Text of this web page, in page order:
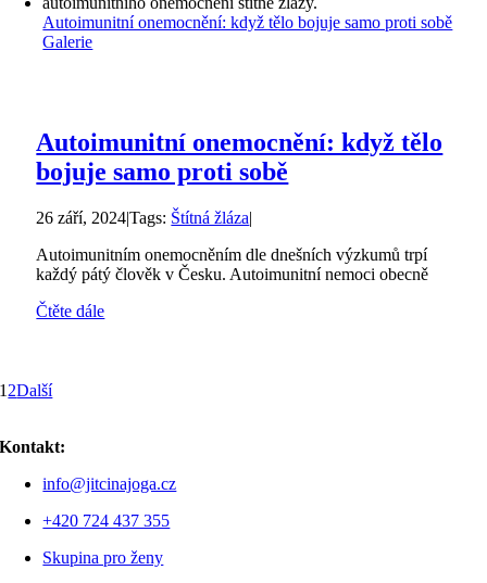
Autoimunitní onemocnění: když tělo bojuje samo proti sobě
Galerie
Autoimunitní onemocnění: když tělo
bojuje samo proti sobě
26 září, 2024|Tags: Štítná žláza|
Autoimunitním onemocněním dle dnešních výzkumů trpí
každý pátý člověk v Česku. Autoimunitní nemoci obecně
Čtěte dále
1 2Další
Kontakt:
info@jitcinajoga.cz
+420 724 437 355
Skupina pro ženy